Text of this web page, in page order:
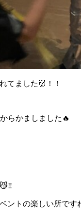
てました👹！！
らかましました🔥
ントの楽しい所です